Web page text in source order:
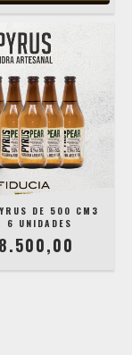
DE 500 CM3
6 UNIDADES